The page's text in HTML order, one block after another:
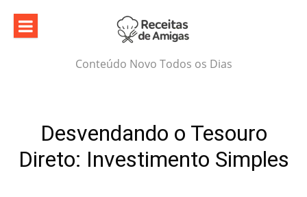
content
Conteúdo Novo Todos os Dias
Desvendando o Tesouro
Direto: Investimento Simples